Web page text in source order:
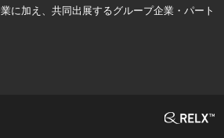
に加え、共同出展するグループ企業・パート